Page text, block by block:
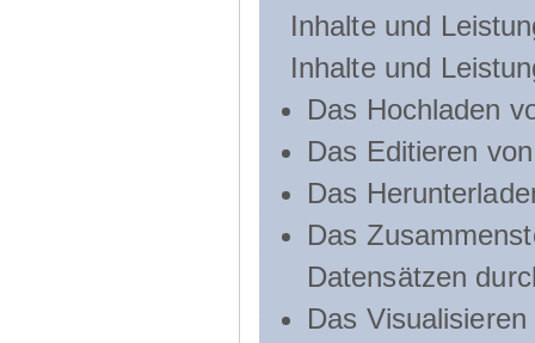
Inhalte und
Inhalte und
Das Hochladen
Das Editieren
Das
Das
Datensätzen
Das